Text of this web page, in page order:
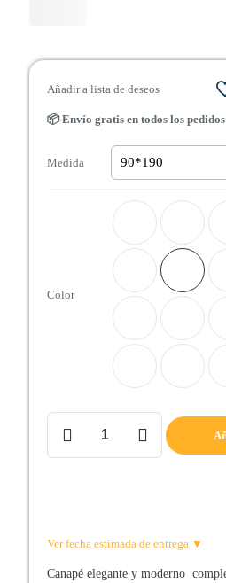
Añadir a lista de deseos
📦 Envío gratis en todos los
Medida
Color
GRAN
Ver fecha estimada de entrega ▼
Canapé elegante y moderno